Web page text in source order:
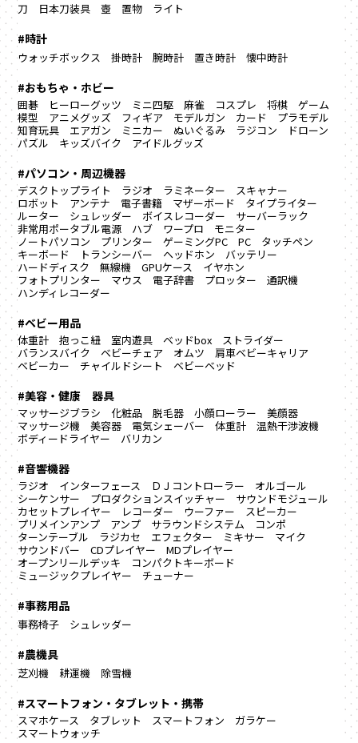
刀 日本刀装具 壺 置物 ライト
#時計
ウォッチボックス 掛時計 腕時計 置き時計 懐中時計
#おもちゃ・ホビー
囲碁 ヒーローグッツ ミニ四駆 麻雀 コスプレ 将棋
ゲーム
模型
アニメグッズ フィギア モデルガン カード
プラモデル
知育玩具
エアガン ミニカー ぬいぐるみ ラジコン
ドローン
パズル
キッズバイク アイドルグッズ
#パソコン・周辺機器
デスクトップライト ラジオ ラミネーター
スキャナー
ロボット
アンテナ 電子書籍 マザーボード
タイプライター
ルーター
シュレッダー ボイスレコーダー
サーバーラック
非常用ポータブル電源
ハブ ワープロ
モニター
ノートパソコン
プリンター ゲーミングPC PC
タッチペン
キーボード
トランシーバー ヘッドホン
バッテリー
ハードディスク
無線機 GPUケース
イヤホン
フォトプリンター
マウス 電子辞書 プロッター
通訳機
ハンディレコーダー
#ベビー用品
体重計 抱っこ紐 室内遊具 ベッドbox
ストライダー
バランスバイク
ベビーチェア オムツ
肩車ベビーキャリア
ベビーカー
チャイルドシート ベビーベッド
#美容・健康 器具
マッサージブラシ 化粧品 脱毛器 小顔ローラー
美顔器
マッサージ機
美容器 電気シェーバー 体重計
温熱干渉波機
ボディードライヤー
バリカン
#音響機器
ラジオ インターフェース ＤＪコントローラー
オルゴール
シーケンサー
プロダクションスイッチャー
サウンドモジュール
カセットプレイヤー
レコーダー ウーファー
スピーカー
プリメインアンプ
アンプ サラウンドシステム
コンポ
ターンテーブル
ラジカセ エフェクター ミキサー
マイク
サウンドバー
CDプレイヤー
MDプレイヤー
オープンリールデッキ
コンパクトキーボード
ミュージックプレイヤー
チューナー
#事務用品
事務椅子 シュレッダー
#農機具
芝刈機 耕運機 除雪機
#スマートフォン・タブレット・携帯
スマホケース タブレット スマートフォン
ガラケー
スマートウォッチ